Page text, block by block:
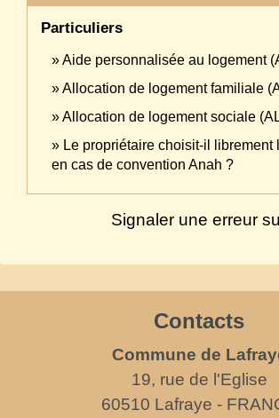
Particuliers
Aide personnalisée au logement
Allocation de logement familiale
Allocation de logement sociale
Le propriétaire choisit-il librement
en cas de convention Anah ?
Signaler une erreur
Contacts
Commune de
19, rue de l'Eglise
60510 Lafraye -